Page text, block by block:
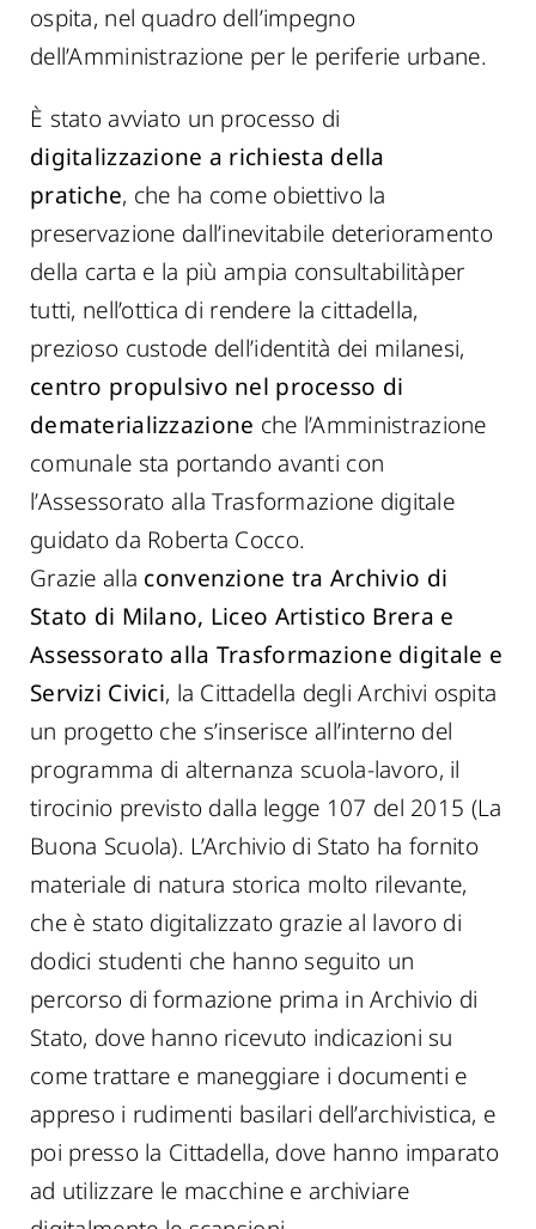
ospita, nel quadro dell’impegno
dell’Amministrazione per le periferie urbane.
È stato avviato un processo di
digitalizzazione a richiesta della
pratiche, che ha come obiettivo la
preservazione dall’inevitabile deterioramento
della carta e la più ampia consultabilitàper
tutti, nell’ottica di rendere la cittadella,
prezioso custode dell’identità dei milanesi,
centro propulsivo nel processo di
dematerializzazione che l’Amministrazione
comunale sta portando avanti con
l’Assessorato alla Trasformazione digitale
guidato da Roberta Cocco.
Grazie alla convenzione tra Archivio di
Stato di Milano, Liceo Artistico Brera e
Assessorato alla Trasformazione digitale e
Servizi Civici, la Cittadella degli Archivi ospita
un progetto che s’inserisce all’interno del
programma di alternanza scuola-lavoro, il
tirocinio previsto dalla legge 107 del 2015 (La
Buona Scuola). L’Archivio di Stato ha fornito
materiale di natura storica molto rilevante,
che è stato digitalizzato grazie al lavoro di
dodici studenti che hanno seguito un
percorso di formazione prima in Archivio di
Stato, dove hanno ricevuto indicazioni su
come trattare e maneggiare i documenti e
appreso i rudimenti basilari dell’archivistica, e
poi presso la Cittadella, dove hanno imparato
ad utilizzare le macchine e archiviare